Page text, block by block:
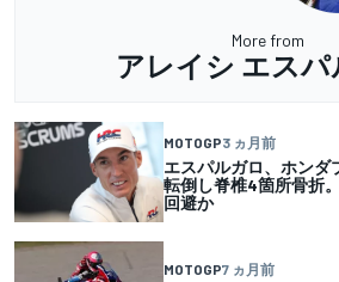
More from
アレイシ エスパ
MOTOGP3 ヵ月前
エスパルガロ、ホンダ
転倒し脊椎4箇所骨折
回避か
MOTOGP7 ヵ月前